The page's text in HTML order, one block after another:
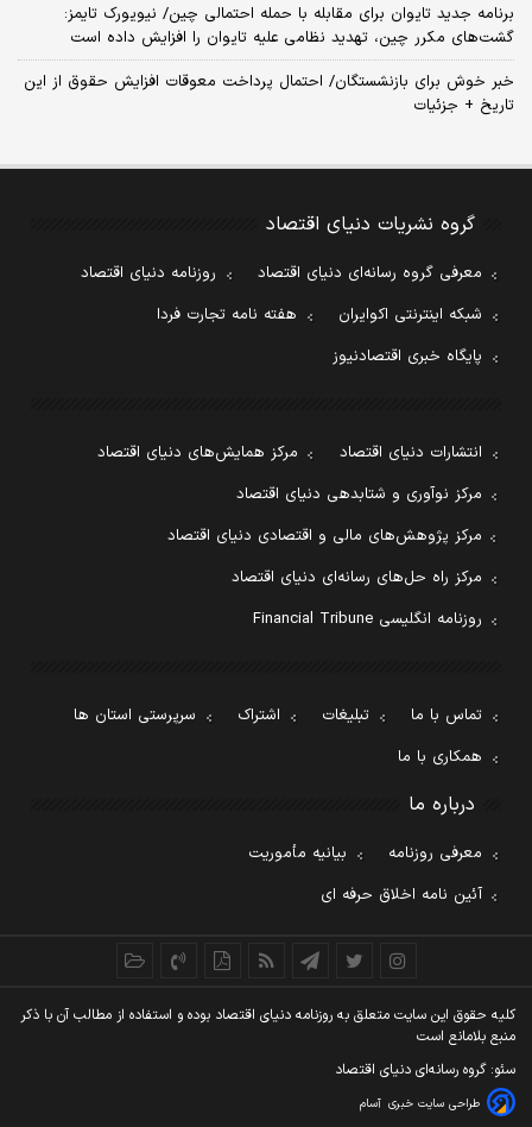
برنامه جدید تایوان برای مقابله با حمله احتمالی چین/ نیویورک تایمز:
گشت‌های مکرر چین، تهدید نظامی علیه تایوان را افزایش داده است
خبر خوش برای بازنشستگان/ احتمال پرداخت معوقات افزایش حقوق از این
تاریخ + جزئیات
گروه نشریات دنیای اقتصاد
معرفی گروه رسانه‌ای دنیای اقتصاد
روزنامه دنیای اقتصاد
شبکه اینترنتی اکوایران
هفته نامه تجارت فردا
پایگاه خبری اقتصادنیوز
انتشارات دنیای اقتصاد
مرکز همایش‌های دنیای اقتصاد
مرکز نوآوری و شتابدهی دنیای اقتصاد
مرکز پژوهش‌های مالی و اقتصادی دنیای اقتصاد
مرکز راه حل‌های رسانه‌ای دنیای اقتصاد
روزنامه انگلیسی Financial Tribune
تماس با ما تبلیغات اشتراک
سرپرستی استان ها
همکاری با ما
درباره ما
معرفی روزنامه
بیانیه مأموریت
آئین نامه اخلاق حرفه ای
کليه حقوق اين سايت متعلق به روزنامه دنيای اقتصاد بوده و استفاده از مطالب آن با ذکر
منبع بلامانع است
سئو: گروه رسانه‌ای دنیای اقتصاد
طراحی سایت خبری آسام